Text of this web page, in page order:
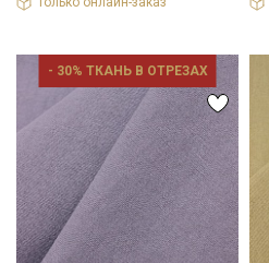
- 30% ТКАНЬ В ОТРЕЗАХ